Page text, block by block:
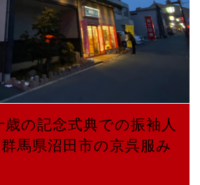
の記念式典での振袖人
馬県沼田市の京呉服み